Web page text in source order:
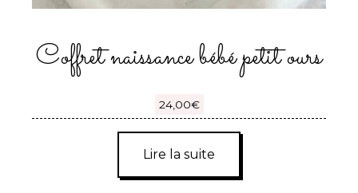
Coffret naissance bébé petit ours
24,00€
Lire la suite